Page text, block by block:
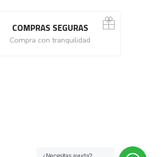
COMPRAS SEGURAS
Compra con tranquilidad